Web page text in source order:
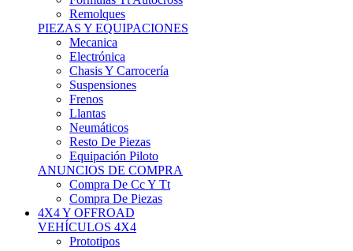
VEHÍCULOS 4X4
Prototipos
Venta De Side By Side
Quads Y Buggys
4x4 De Calle
PIEZAS PARA 4X4
Mecánica
Carrocería
Suspensiones
Llantas
Neumáticos
ANUNCIOS DE COMPRA
Compra De 4x4
Compra De Piezas
MOTOS
MOTOS
Motos De Circuito